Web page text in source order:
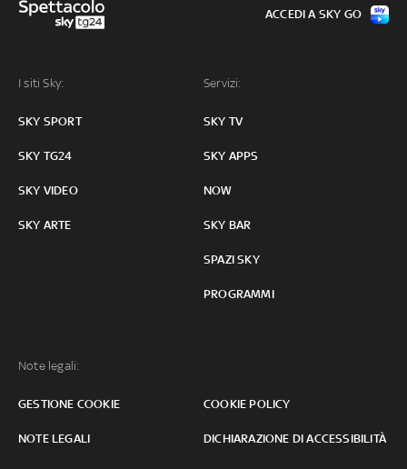
I siti Sky:
SKY SPORT
SKY TG24
SKY VIDEO
SKY ARTE
Servizi:
SKY TV
SKY APPS
NOW
SKY BAR
SPAZI SKY
PROGRAMMI
Note legali:
GESTIONE COOKIE COOKIE POLICY
NOTE LEGALI DICHIARAZIONE DI ACCESSIBILITÀ
ACCEDI A SKY GO